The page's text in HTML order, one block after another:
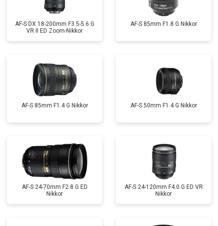
AF-S DX 18-200mm F3.5-5.6 G
VR II ED Zoom-Nikkor
AF-S 85mm F1.8 G Nikkor
AF-S 85mm F1.4 G Nikkor AF-S 50mm F1.4 G Nikkor
AF-S 24-70mm F2.8 G ED
Nikkor
AF-S 24-120mm F4.0 G ED VR
Nikkor